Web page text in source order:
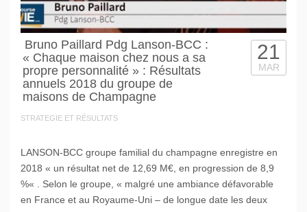
Bruno Paillard Pdg Lanson-BCC :
« Chaque maison chez nous a sa
propre personnalité » : Résultats
annuels 2018 du groupe de
maisons de Champagne
STRATEGIE ET RÉSULTATS
21
MAR
LANSON-BCC groupe familial du champagne enregistre en
2018 « un résultat net de 12,69 M€, en progression de 8,9
%« . Selon le groupe, « malgré une ambiance défavorable
en France et au Royaume-Uni – de longue date les deux